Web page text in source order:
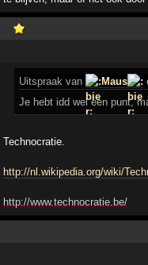
Uitspraak van Maus
Je hebt idd wel een punt,
Technocratie.
http://nl.wikipedia.org/wiki/
http://www.technocratie.be/